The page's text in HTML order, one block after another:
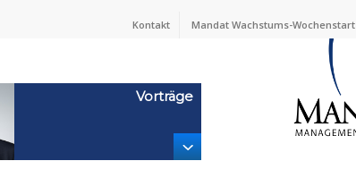
Kontakt Mandat Wachstums-Wochenstart
Vorträge